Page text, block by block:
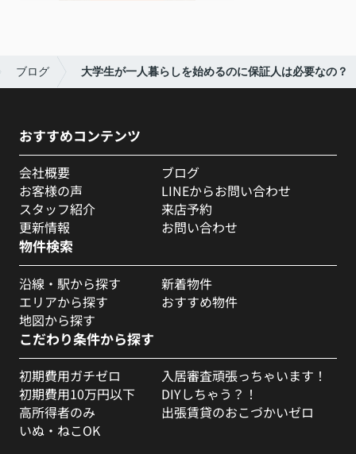
ブログ 大学生が一人暮らしを始めるのに保証人は必要なの？
おすすめコンテンツ
会社概要
お客様の声
スタッフ紹介
更新情報
ブログ
LINEからお問い合わせ
来店予約
お問い合わせ
物件検索
沿線・駅から探す
エリアから探す
地図から探す
新着物件
おすすめ物件
こだわり条件から探す
初期費用ガチゼロ
初期費用10万円以下
高所得者のみ
いぬ・ねこOK
入居審査頑張っちゃいます！
DIYしちゃう？！
出張賃貸のおこづかいゼロ